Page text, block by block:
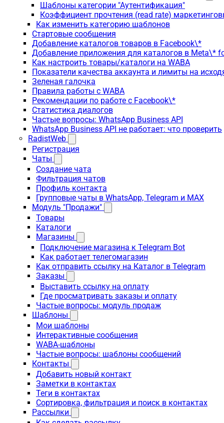
Шаблоны категории "Аутентификация"
Коэффициент прочтения (read rate)
Как изменить категорию шаблонов
Стартовые сообщения
Добавление каталогов товаров в Facebook\*
Добавление приложения для каталогов в Meta\*
Как настроить товары/каталоги на WABA
Показатели качества аккаунта и лимиты на
Зеленая галочка
Правила работы с WABA
Рекомендации по работе с Facebook\*
Статистика диалогов
Частые вопросы: WhatsApp Business API
WhatsApp Business API не работает: что проверить
RadistWeb
Регистрация
Чаты
Создание чата
Фильтрация чатов
Профиль контакта
Групповые чаты в WhatsApp, Telegram и MAX
Модуль "Продажи"
Товары
Каталоги
Магазины
Подключение магазина к Telegram Bot
Как работает телегомагазин
Как отправить ссылку на Каталог в Telegram
Заказы
Выставить ссылку на оплату
Где просматривать заказы и оплату
Частые вопросы: модуль продаж
Шаблоны
Мои шаблоны
Интерактивные сообщения
WABA-шаблоны
Частые вопросы: шаблоны сообщений
Контакты
Добавить новый контакт
Заметки в контактах
Теги в контактах
Сортировка, фильтрация и поиск в контактах
Рассылки